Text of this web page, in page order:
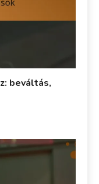
beváltás,